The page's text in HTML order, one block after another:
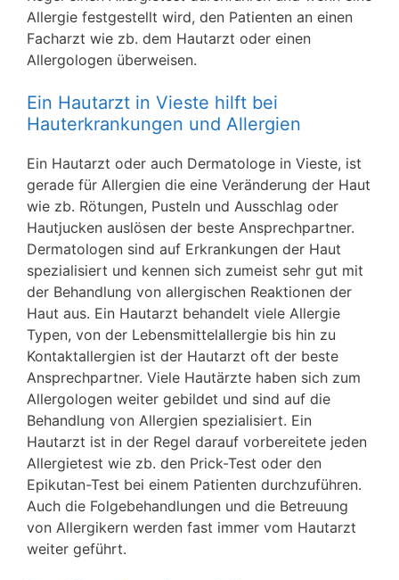
Allergie festgestellt wird, den Patienten an einen
Facharzt wie zb. dem Hautarzt oder einen
Allergologen überweisen.
Ein Hautarzt in Vieste hilft bei
Hauterkrankungen und Allergien
Ein Hautarzt oder auch Dermatologe in Vieste, ist
gerade für Allergien die eine Veränderung der Haut
wie zb. Rötungen, Pusteln und Ausschlag oder
Hautjucken auslösen der beste Ansprechpartner.
Dermatologen sind auf Erkrankungen der Haut
spezialisiert und kennen sich zumeist sehr gut mit
der Behandlung von allergischen Reaktionen der
Haut aus. Ein Hautarzt behandelt viele Allergie
Typen, von der Lebensmittelallergie bis hin zu
Kontaktallergien ist der Hautarzt oft der beste
Ansprechpartner. Viele Hautärzte haben sich zum
Allergologen weiter gebildet und sind auf die
Behandlung von Allergien spezialisiert. Ein
Hautarzt ist in der Regel darauf vorbereitete jeden
Allergietest wie zb. den Prick-Test oder den
Epikutan-Test bei einem Patienten durchzuführen.
Auch die Folgebehandlungen und die Betreuung
von Allergikern werden fast immer vom Hautarzt
weiter geführt.